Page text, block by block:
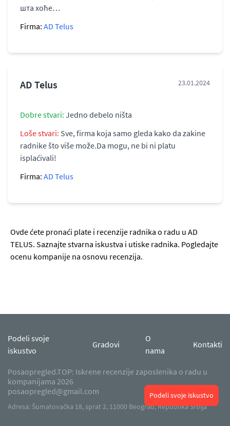
шта хоће…
Firma: AD Telus
AD Telus 23.01.2024
Dobre stvari: Jedno debelo ništa
Loše stvari: Sve, firma koja samo gleda kako da zakine
radnike što više može.Da mogu, ne bi ni platu
isplaćivali!
Firma: AD Telus
Ovde ćete pronaći plate i recenzije radnika o radu u AD
TELUS. Saznajte stvarna iskustva i utiske radnika. Pogledajte
ocenu kompanije na osnovu recenzija.
Podeli svoje iskustvo
Podeli svoje
iskustvo
Gradovi
O
nama
Kontakti
Posaopregled.TOP: Iskrene recenzije zaposlenika o radu u
kompanijama 2026
posaopregled@gmail.com
Adresa: Šumatovačka 18, sprat 2, 11000 Beograd, Republika Srbija